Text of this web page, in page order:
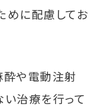
めに配慮してお
酔や電動注射
治療を行って